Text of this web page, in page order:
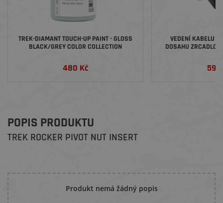
TREK-DIAMANT TOUCH-UP PAINT - GLOSS
BLACK/GREY COLOR COLLECTION
480 Kč
VEDENÍ KABELU
DOSAHU
590
POPIS PRODUKTU
TREK ROCKER PIVOT NUT INSERT
Produkt nemá žádný popis